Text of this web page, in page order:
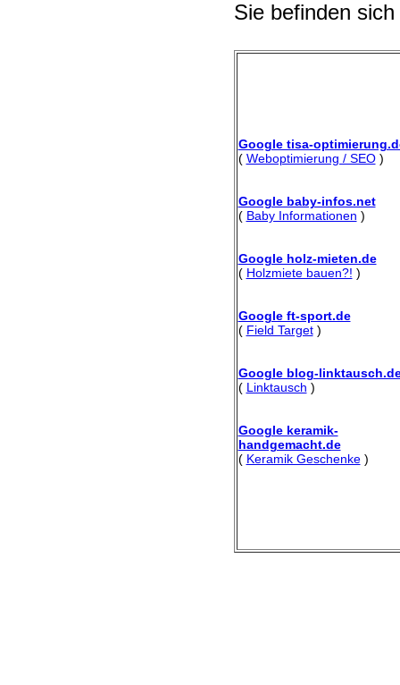
Sie befinden
Google tisa-
( Weboptimierung / SEO)
Google baby-infos.net
( Baby Informationen )
Google holz-mieten.de
( Holzmiete bauen?! )
Google ft-sport.de
( Field Target)
Google blog-
( Linktausch )
Google keramik-
handgemacht.de
( Keramik Geschenke)